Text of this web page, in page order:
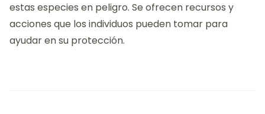
estas especies en peligro. Se ofrecen recursos y
acciones que los individuos pueden tomar para
ayudar en su protección.